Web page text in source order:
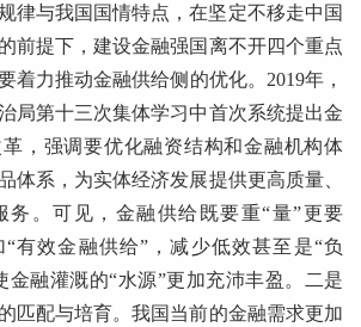
律与我国国情特点，在坚定不移走中国
前提下，建设金融强国离不开四个重点
着力推动金融供给侧的优化。2019年，
局第十三次集体学习中首次系统提出金
，强调要优化融资结构和金融机构体
体系，为实体经济发展提供更高质量、
务。可见，金融供给既要重“量”更要
有效金融供给”，减少低效甚至是“负
金融灌溉的“水源”更加充沛丰盈。二是
匹配与培育。我国当前的金融需求更加